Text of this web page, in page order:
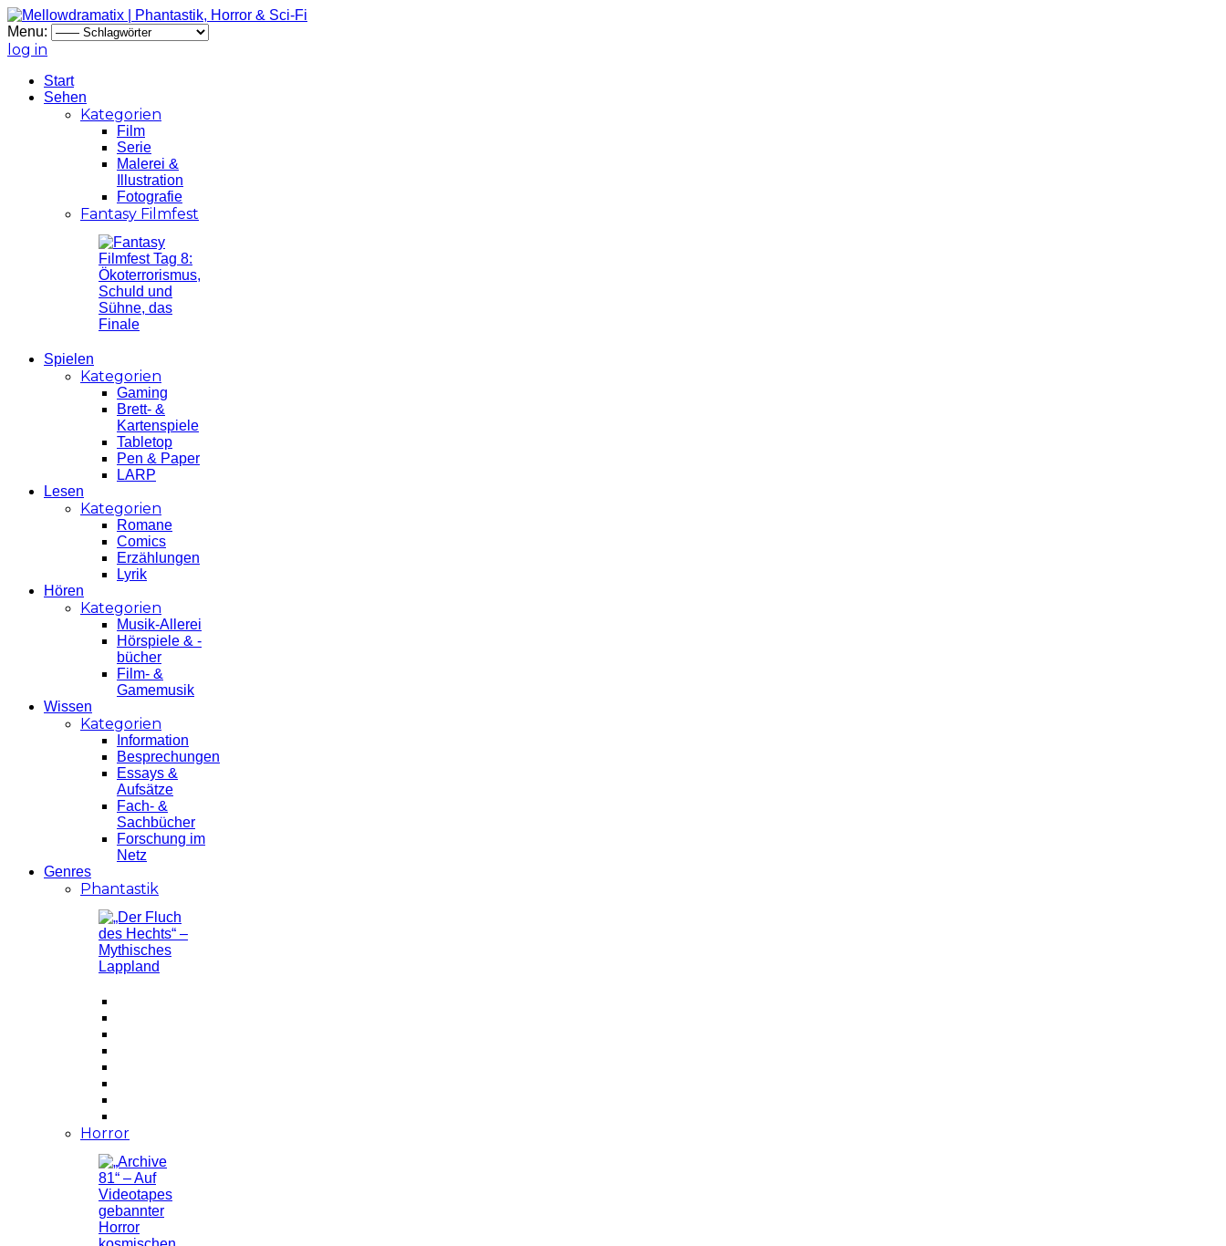
Menu:
log in
Start
Sehen
Kategorien
Film
Serie
Malerei &
Illustration
Fotografie
Fantasy Filmfest
Spielen
Kategorien
Gaming
Brett- &
Kartenspiele
Tabletop
Pen & Paper
LARP
Lesen
Kategorien
Romane
Comics
Erzählungen
Lyrik
Hören
Kategorien
Musik-Allerei
Hörspiele & -
bücher
Film- &
Gamemusik
Wissen
Kategorien
Information
Besprechungen
Essays &
Aufsätze
Fach- &
Sachbücher
Forschung im
Netz
Genres
Phantastik
Horror